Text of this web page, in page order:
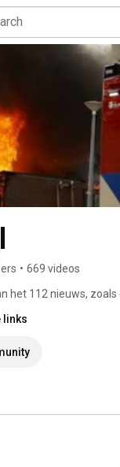
• 669 videos
het 112 nieuws,
links